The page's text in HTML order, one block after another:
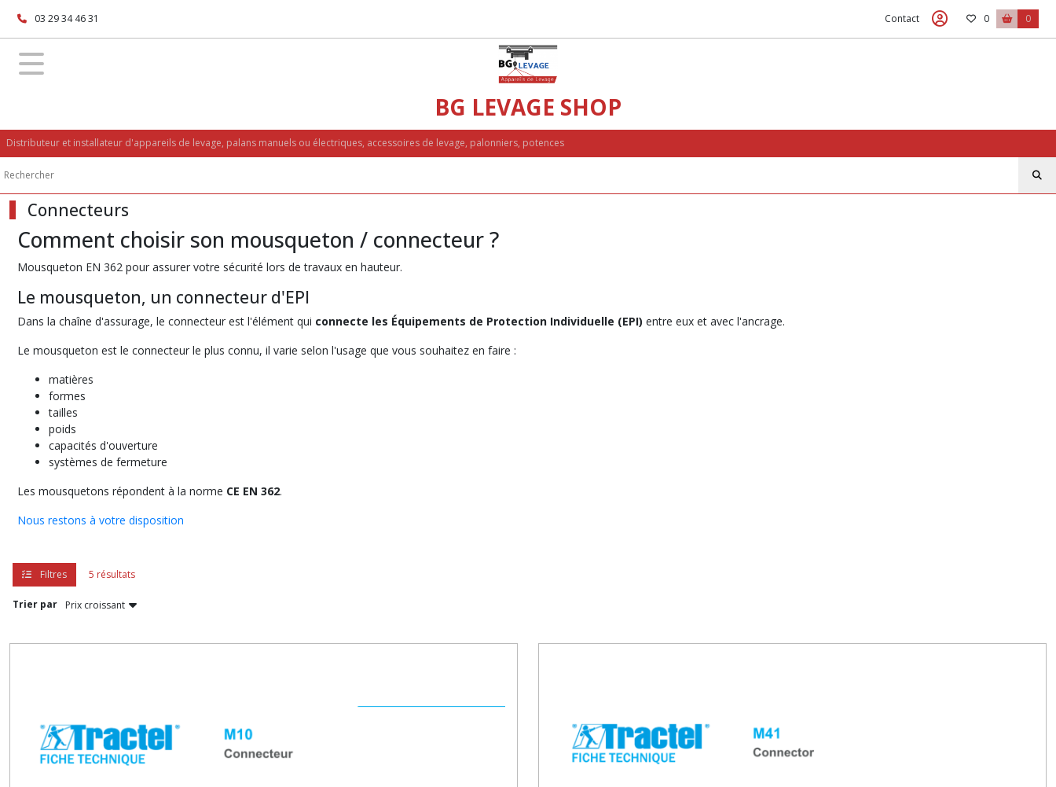
03 29 34 46 31 Contact 0 0
BG LEVAGE SHOP
Distributeur et installateur d'appareils de levage, palans manuels ou électriques, accessoires de levage, palonniers, potences
Connecteurs
Comment choisir son mousqueton / connecteur ?
Mousqueton EN 362 pour assurer votre sécurité lors de travaux en hauteur.
Le mousqueton, un connecteur d'EPI
Dans la chaîne d'assurage, le connecteur est l'élément qui connecte les Équipements de Protection Individuelle (EPI) entre eux et avec l'ancrage.
Le mousqueton est le connecteur le plus connu, il varie selon l'usage que vous souhaitez en faire :
matières
formes
tailles
poids
capacités d'ouverture
systèmes de fermeture
Les mousquetons répondent à la norme CE EN 362.
Nous restons à votre disposition
Filtres 5 résultats
Trier par
Fermer
FILTRES
Equipements
de
Sécurité
(3)
(5)
harnais
Antichute
(3)
Points
(5)
Afficher
les